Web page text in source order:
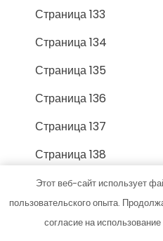
Страница 133
Страница 134
Страница 135
Страница 136
Страница 137
Страница 138
Страница 139
Страница 14
Этот веб-сайт использует
пользовательского опыта.
согласие на